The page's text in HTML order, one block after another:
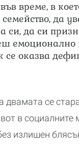
време, в
семейство, да
си, да си
емоционално
се оказва
двамата се
в социалните
излишен